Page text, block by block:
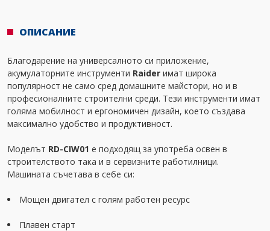
ОПИСАНИЕ
Благодарение на универсалното си приложение,
акумулаторните инструменти Raider имат широка
популярност не само сред домашните майстори, но и в
професионалните строителни среди. Тези инструменти имат
голяма мобилност и ергономичен дизайн, което създава
максимално удобство и продуктивност.
Моделът RD-CIW01 е подходящ за употреба освен в
строителството така и в сервизните работилници.
Машината съчетава в себе си:
Мощен двигател с голям работен ресурс
Плавен старт